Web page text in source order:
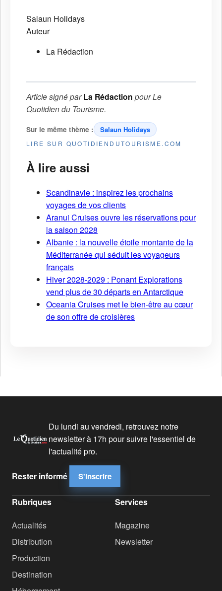
Salaun Holidays
Auteur
La Rédaction
Article signé parLa Rédaction pourLe
Quotidien du Tourisme.
Sur le même thème : Salaun Holidays
LIRE SUR QUOTIDIENDUTOURISME.COM
À lire aussi
Scandinavie : inspirez les prochains
voyages de vos clients
Aranui Cruises ouvre les réservations pour
la saison 2028
Albanie : la nouvelle étoile montante de la
Méditerranée qui séduit les voyageurs
français
Hiver 2028-2029 : Ponant Explorations
vend plus de 30 départs en Antarctique
Oceania Cruises met le bien-être au cœur
de son offre de croisières
Du lundi au vendredi, retrouvez notre
newsletter à 17h pour suivre l'essentiel de
l'actualité pro.
Rester informé S'inscrire
Rubriques
Actualités
Distribution
Production
Destination
Services
Magazine
Newsletter